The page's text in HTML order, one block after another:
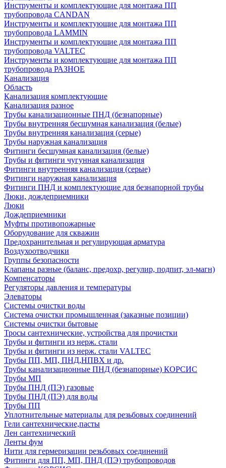
Инструменты и комплектующие для монтажа ПП
трубопровода CANDAN
Инструменты и комплектующие для монтажа ПП
трубопровода LAMMIN
Инструменты и комплектующие для монтажа ПП
трубопровода VALTEC
Инструменты и комплектующие для монтажа ПП
трубопровода РАЗНОЕ
Канализация
Область
Канализация комплектующие
Канализация разное
Трубы канализационные ПНД (безнапорные)
Трубы внутренняя бесшумная канализация (белые)
Трубы внутренняя канализация (серые)
Трубы наружная канализация
Фитинги бесшумная канализация (белые)
Трубы и фитинги чугунная канализация
Фитинги внутренняя канализация (серые)
Фитинги наружная канализация
Фитинги ПНД и комплектующие для безнапорной трубы
Люки, дождеприемники
Люки
Дождеприемники
Муфты противопожарные
Оборудование для скважин
Предохранительная и регулирующая арматура
Воздухоотводчики
Группы безопасности
Клапаны разные (баланс, предохр, регулир, подпит, эл-магн)
Компенсаторы
Регуляторы давления и температуры
Элеваторы
Системы очистки воды
Система очистки промышленная (заказные позиции)
Системы очистки бытовые
Тросы сантехнические, устройства для прочистки
Трубы и фитинги из нерж. стали
Трубы и фитинги из нерж. стали VALTEC
Трубы ПП, МП, ПНД,НПВХ и др.
Трубы канализационные ПНД (безнапорные) КОРСИС
Трубы МП
Трубы ПНД (ПЭ) газовые
Трубы ПНД (ПЭ) для воды
Трубы ПП
Уплотнительные материалы для резьбовых соединений
Гели сантехнические,пасты
Лен сантехнический
Ленты фум
Нити для гермеризации резьбовых соединений
Фитинги для ПП, МП, ПНД (ПЭ) трубопроводов